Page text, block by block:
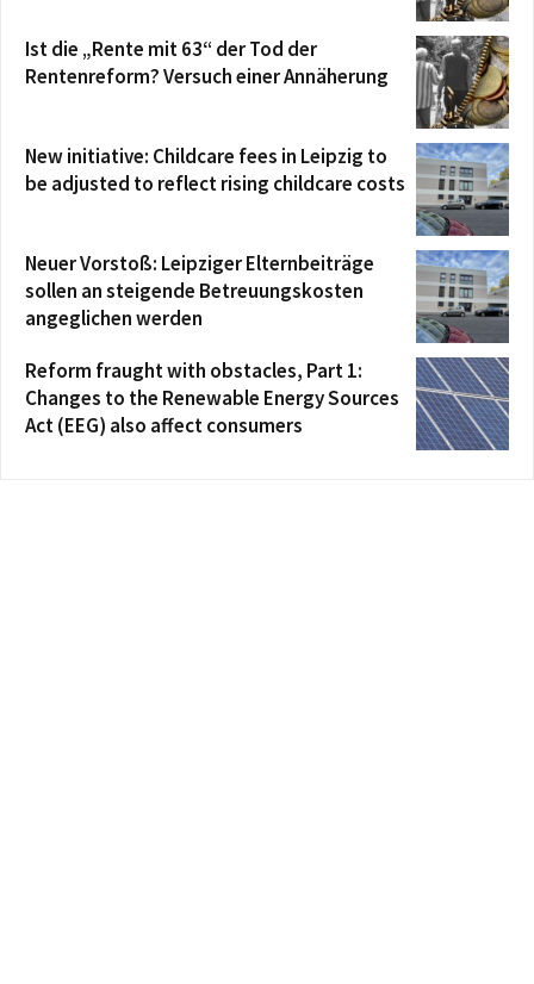
Ist die „Rente mit 63“ der Tod der
Rentenreform? Versuch einer Annäherung
New initiative: Childcare fees in Leipzig to
be adjusted to reflect rising childcare costs
Neuer Vorstoß: Leipziger Elternbeiträge
sollen an steigende Betreuungskosten
angeglichen werden
Reform fraught with obstacles, Part 1:
Changes to the Renewable Energy Sources
Act (EEG) also affect consumers